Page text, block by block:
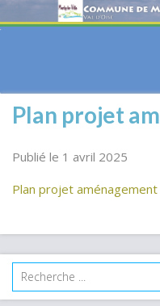
Plan projet
Publié le 1 avril 2025
Plan projet aménagement